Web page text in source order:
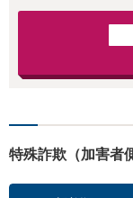
特殊詐欺（加害者